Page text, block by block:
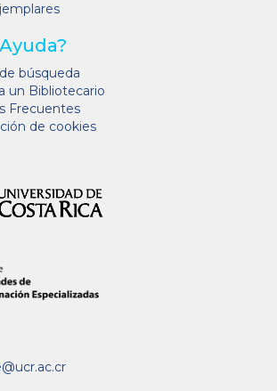
búsqueda
un Bibliotecario
Frecuentes
de cookies